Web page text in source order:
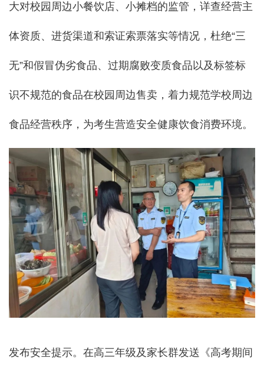
大对校园周边小餐饮店、小摊档的监管，详查经营主
体资质、进货渠道和索证索票落实等情况，杜绝“三
无”和假冒伪劣食品、过期腐败变质食品以及标签标
识不规范的食品在校园周边售卖，着力规范学校周边
食品经营秩序，为考生营造安全健康饮食消费环境。
发布安全提示。在高三年级及家长群发送《高考期间